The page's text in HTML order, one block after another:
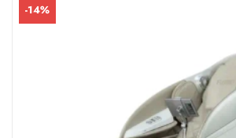
-14%